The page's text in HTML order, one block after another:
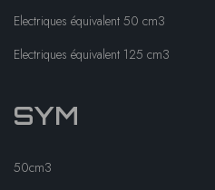
Electriques équivalent 50 cm3
Electriques équivalent 125 cm3
SYM
50cm3